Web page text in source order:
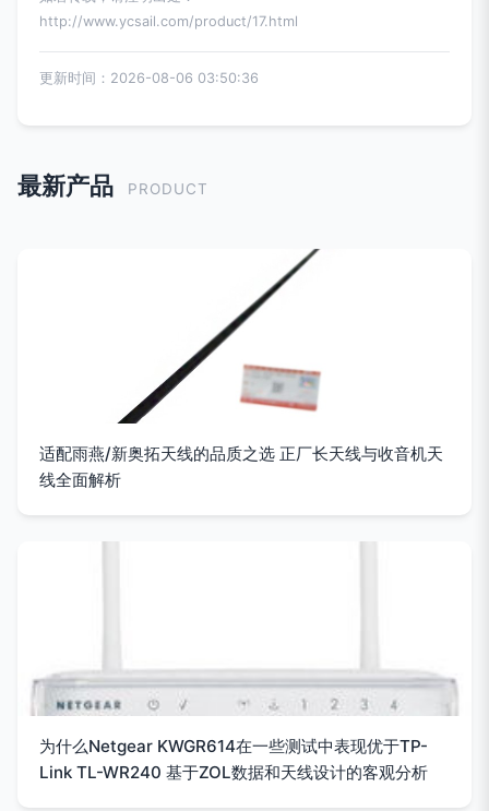
http://www.ycsail.com/product/17.html
更新时间：2026-08-06 03:50:36
最新产品 PRODUCT
适配雨燕/新奥拓天线的品质之选 正厂长天线与收音机天
线全面解析
为什么Netgear KWGR614在一些测试中表现优于TP-
Link TL-WR240 基于ZOL数据和天线设计的客观分析